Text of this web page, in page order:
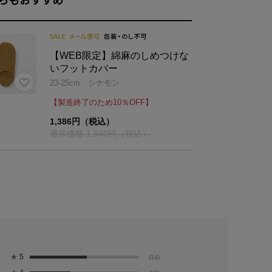
【WEB限定】綿麻のしめつけな
いフットカバー
23-25cm シナモン
【製造終了のため10％OFF】
1,386円（税込）
通常価格 1,540円（税込）
★ 5 (14)